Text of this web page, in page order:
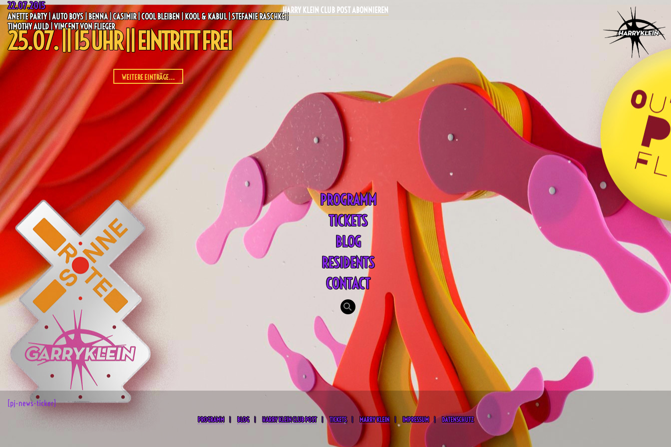
HARRY KLEIN CLUB POST ABONNIEREN
PROGRAMM
TICKETS
BLOG
RESIDENTS
CONTACT
Search
22.07.2015
ANETTE PARTY | AUTO BOYS | BENNA | CASIMIR | COOL BLEIBEN | KOOL & KABUL | STEFANIE RASCHKE |
TIMOTHY AULD | VINCENT VON FLIEGER
25.07. || 15 UHR || EINTRITT FREI
WEITERE EINTRÄGE...
[pj-news-ticker]
PROGRAMM BLOG HARRY KLEIN CLUB POST TICKETS MARRY KLEIN IMPRESSUM DATENSCHUTZ